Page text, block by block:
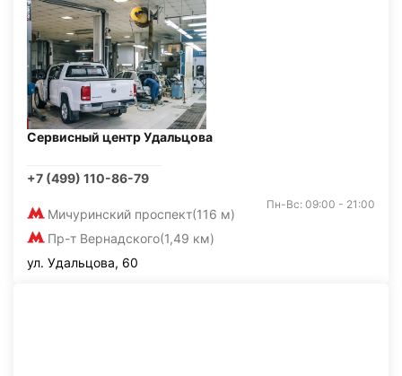
Сервисный центр Удальцова
+7 (499) 110-86-79
Мичуринский проспект(116 м)
Пр-т Вернадского(1,49 км)
Пн-Вс: 09:00 - 21:00
ул. Удальцова, 60